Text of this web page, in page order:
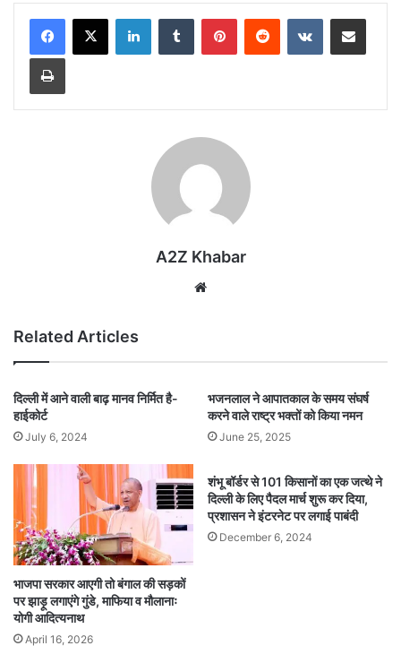
LinkedInTumblr PinterestReddit VKontakteShare via Email
Print
A2Z Khabar
Related Articles
दिल्ली में आने वाली बाढ़ मानव निर्मित है-
हाईकोर्ट
July 6, 2024
भजनलाल ने आपातकाल के समय संघर्ष
करने वाले राष्ट्र भक्तों को किया नमन
June 25, 2025
भाजपा सरकार आएगी तो बंगाल की सड़कों
पर झाड़ू लगाएंगे गुंडे, माफिया व मौलानाः
योगी आदित्यनाथ
April 16, 2026
शंभू बॉर्डर से 101 किसानों का एक जत्थे ने
दिल्ली के लिए पैदल मार्च शुरू कर दिया,
प्रशासन ने इंटरनेट पर लगाई पाबंदी
December 6, 2024